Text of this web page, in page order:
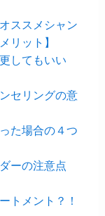
ススメシャン
リット】
してもいい
セリングの意
た場合の４つ
ーの注意点
トメント？！